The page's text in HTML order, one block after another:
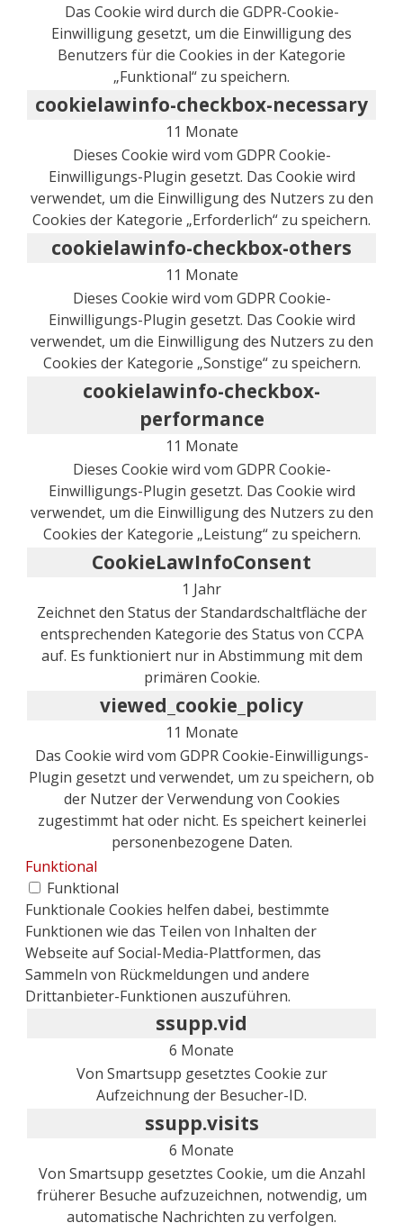
Das Cookie wird durch die GDPR-Cookie-
Einwilligung gesetzt, um die Einwilligung des
Benutzers für die Cookies in der Kategorie
„Funktional“ zu speichern.
cookielawinfo-checkbox-necessary
11 Monate
Dieses Cookie wird vom GDPR Cookie-
Einwilligungs-Plugin gesetzt. Das Cookie wird
verwendet, um die Einwilligung des Nutzers zu den
Cookies der Kategorie „Erforderlich“ zu speichern.
cookielawinfo-checkbox-others
11 Monate
Dieses Cookie wird vom GDPR Cookie-
Einwilligungs-Plugin gesetzt. Das Cookie wird
verwendet, um die Einwilligung des Nutzers zu den
Cookies der Kategorie „Sonstige“ zu speichern.
cookielawinfo-checkbox-
performance
11 Monate
Dieses Cookie wird vom GDPR Cookie-
Einwilligungs-Plugin gesetzt. Das Cookie wird
verwendet, um die Einwilligung des Nutzers zu den
Cookies der Kategorie „Leistung“ zu speichern.
CookieLawInfoConsent
1 Jahr
Zeichnet den Status der Standardschaltfläche der
entsprechenden Kategorie des Status von CCPA
auf. Es funktioniert nur in Abstimmung mit dem
primären Cookie.
viewed_cookie_policy
11 Monate
Das Cookie wird vom GDPR Cookie-Einwilligungs-
Plugin gesetzt und verwendet, um zu speichern, ob
der Nutzer der Verwendung von Cookies
zugestimmt hat oder nicht. Es speichert keinerlei
personenbezogene Daten.
Funktional
Funktional
Funktionale Cookies helfen dabei, bestimmte
Funktionen wie das Teilen von Inhalten der
Webseite auf Social-Media-Plattformen, das
Sammeln von Rückmeldungen und andere
Drittanbieter-Funktionen auszuführen.
ssupp.vid
6 Monate
Von Smartsupp gesetztes Cookie zur
Aufzeichnung der Besucher-ID.
ssupp.visits
6 Monate
Von Smartsupp gesetztes Cookie, um die Anzahl
früherer Besuche aufzuzeichnen, notwendig, um
automatische Nachrichten zu verfolgen.